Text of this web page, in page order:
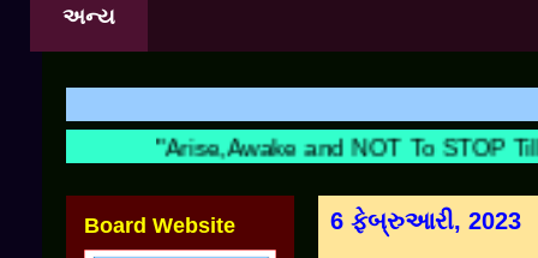
અન્ય
"Arise,Awake and NOT To STOP Till
6 ફેબ્રુઆરી, 2023
Board Website